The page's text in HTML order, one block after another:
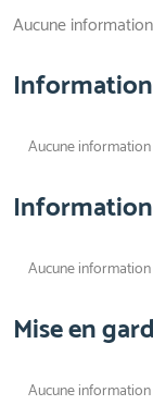
Aucune
Aucune
Aucune
Mise en
Aucune